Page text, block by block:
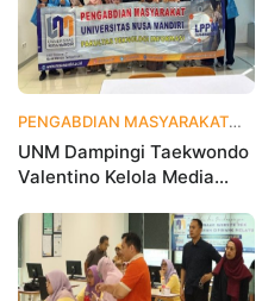
PENGABDIAN MASYARAKAT
UNM Dampingi Taekwondo
Valentino Kelola Media
Branding Digital